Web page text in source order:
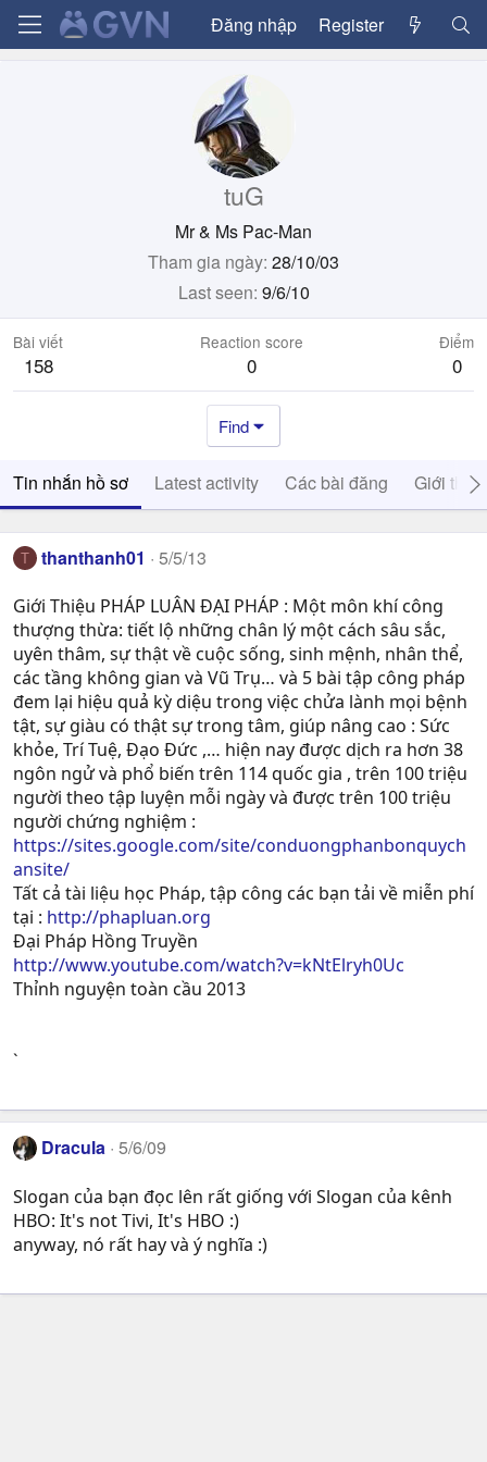
Đăng nhập Register
tuG
Mr & Ms Pac-Man
Tham gia ngày 28/10/03
Last seen 9/6/10
Bài viết
158
Reaction score
0
Điểm
0
Find
Tin nhắn hồ sơ Latest activity Các bài đăng Giới thiệu
T thanthanh01 5/5/13
Giới Thiệu PHÁP LUÂN ĐẠI PHÁP : Một môn khí công
thượng thừa: tiết lộ những chân lý một cách sâu sắc,
uyên thâm, sự thật về cuộc sống, sinh mệnh, nhân thể,
các tầng không gian và Vũ Trụ… và 5 bài tập công pháp
đem lại hiệu quả kỳ diệu trong việc chửa lành mọi bệnh
tật, sự giàu có thật sự trong tâm, giúp nâng cao : Sức
khỏe, Trí Tuệ, Ðạo Ðức ,… hiện nay được dịch ra hơn 38
ngôn ngử và phổ biến trên 114 quốc gia , trên 100 triệu
người theo tập luyện mỗi ngày và được trên 100 triệu
người chứng nghiệm :
https://sites.google.com/site/conduongphanbonquych
ansite/
Tất cả tài liệu học Pháp, tập công các bạn tải về miễn phí
tại : http://phapluan.org
Đại Pháp Hồng Truyền
http://www.youtube.com/watch?v=kNtElryh0Uc
Thỉnh nguyện toàn cầu 2013
`
Dracula 5/6/09
Slogan của bạn đọc lên rất giống với Slogan của kênh
HBO: It's not Tivi, It's HBO :)
anyway, nó rất hay và ý nghĩa :)